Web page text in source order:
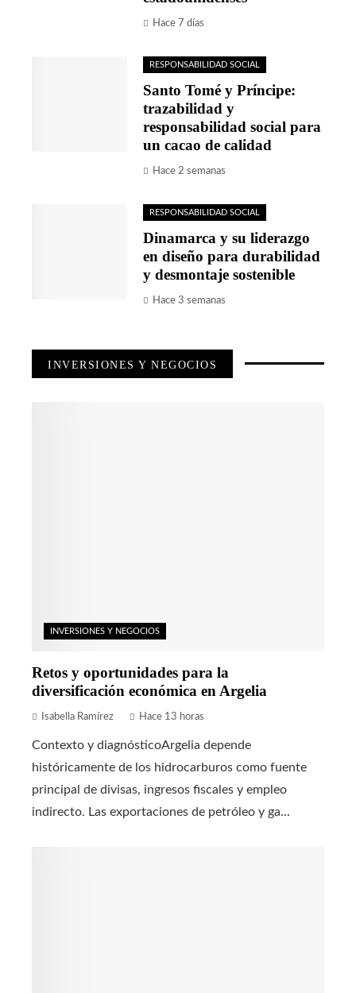
Hace 7 días
RESPONSABILIDAD SOCIAL
Santo Tomé y Príncipe:
trazabilidad y
responsabilidad social para
un cacao de calidad
Hace 2 semanas
RESPONSABILIDAD SOCIAL
Dinamarca y su liderazgo
en diseño para durabilidad
y desmontaje sostenible
Hace 3 semanas
INVERSIONES Y NEGOCIOS
INVERSIONES Y NEGOCIOS
Retos y oportunidades para la
diversificación económica en Argelia
Isabella Ramírez Hace 13 horas
Contexto y diagnósticoArgelia depende
históricamente de los hidrocarburos como fuente
principal de divisas, ingresos fiscales y empleo
indirecto. Las exportaciones de petróleo y ga...